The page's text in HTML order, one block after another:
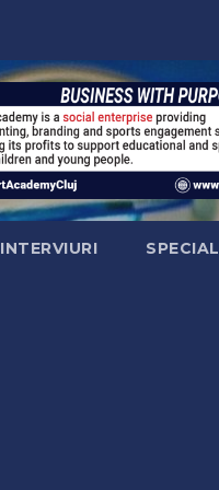
INTERVIURI SPECIAL